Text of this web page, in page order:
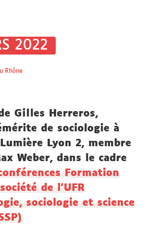
2022
Rhône
Gilles Herreros,
de sociologie à
Lyon 2, membre
Weber, dans le cadre
Formation
de l'UFR
sociologie et science